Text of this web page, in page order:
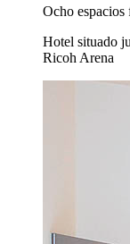
Ocho espacios
Hotel situado
Ricoh Arena